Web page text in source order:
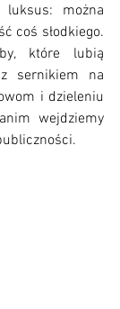
luksus: można
coś słodkiego.
które lubią
sernikiem na
i dzieleniu
wejdziemy